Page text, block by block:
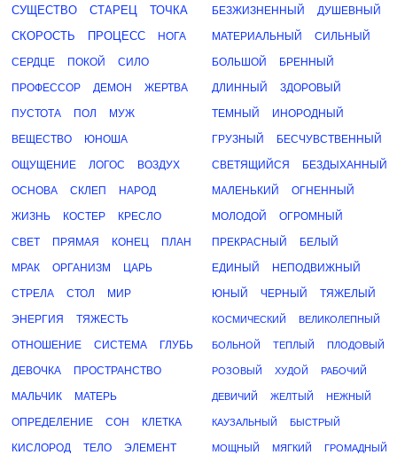
СУЩЕСТВО
СТАРЕЦ
ТОЧКА
СКОРОСТЬ
ПРОЦЕСС НОГА
СЕРДЦЕ ПОКОЙ СИЛО
ПРОФЕССОР ДЕМОН ЖЕРТВА
ПУСТОТА ПОЛ МУЖ
ВЕЩЕСТВО ЮНОША
ОЩУЩЕНИЕ ЛОГОС ВОЗДУХ
ОСНОВА СКЛЕП НАРОД
ЖИЗНЬ КОСТЕР КРЕСЛО
СВЕТ ПРЯМАЯ КОНЕЦ ПЛАН
МРАК ОРГАНИЗМ ЦАРЬ
СТРЕЛА СТОЛ МИР
ЭНЕРГИЯ ТЯЖЕСТЬ
ОТНОШЕНИЕ СИСТЕМА ГЛУБЬ
ДЕВОЧКА ПРОСТРАНСТВО
МАЛЬЧИК МАТЕРЬ
ОПРЕДЕЛЕНИЕ СОН КЛЕТКА
КИСЛОРОД ТЕЛО ЭЛЕМЕНТ
БЕЗЖИЗНЕННЫЙ ДУШЕВНЫЙ
МАТЕРИАЛЬНЫЙ СИЛЬНЫЙ
БОЛЬШОЙ БРЕННЫЙ
ДЛИННЫЙ ЗДОРОВЫЙ
ТЕМНЫЙ ИНОРОДНЫЙ
ГРУЗНЫЙ БЕСЧУВСТВЕННЫЙ
СВЕТЯЩИЙСЯ БЕЗДЫХАННЫЙ
МАЛЕНЬКИЙ ОГНЕННЫЙ
МОЛОДОЙ ОГРОМНЫЙ
ПРЕКРАСНЫЙ БЕЛЫЙ
ЕДИНЫЙ НЕПОДВИЖНЫЙ
ЮНЫЙ ЧЕРНЫЙ ТЯЖЕЛЫЙ
КОСМИЧЕСКИЙ ВЕЛИКОЛЕПНЫЙ
БОЛЬНОЙ ТЕПЛЫЙ ПЛОДОВЫЙ
РОЗОВЫЙ ХУДОЙ РАБОЧИЙ
ДЕВИЧИЙ ЖЕЛТЫЙ НЕЖНЫЙ
КАУЗАЛЬНЫЙ БЫСТРЫЙ
МОЩНЫЙ МЯГКИЙ ГРОМАДНЫЙ